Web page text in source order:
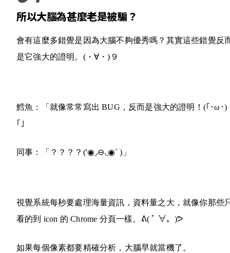
所以大腦為甚麼老是被騙？
會有這麼多錯覺是因為大腦不夠優秀嗎？其實這些錯覺反
是它強大的證明。 (・∀・)９
鱈魚：「就像常常寫出 BUG，反而是強大的證明！ (｢･ω･)
｢ 」
同事：「？？？？ ('◉◞⊖◟◉` ) 」
視覺系統每秒要處理海量資訊，資料量之大，就像你那些
看的到 icon 的 Chrome 分頁一樣。 ᕕ( ﾟ ∀。)ᕗ
如果每個像素都要精確分析，大腦早就當機了。